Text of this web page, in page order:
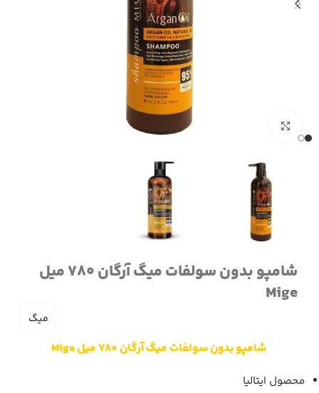
برای بزرگنمایی کلیک کنید
شامپو بدون سولفات میگ آرگان 780 میل
Mige
میگ
شامپو بدون سولفات میگ آرگان 780 میل Mige
محصول ایتالیا